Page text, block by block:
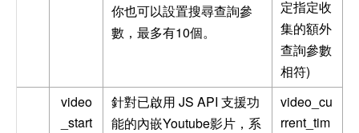
你也可以設置搜尋查詢參
數，最多有10個。
定指定收
集的額外
查詢參數
相符)
video
_start
針對已啟用 JS API 支援功
能的內嵌Youtube影片，系
video_cu
rrent_tim